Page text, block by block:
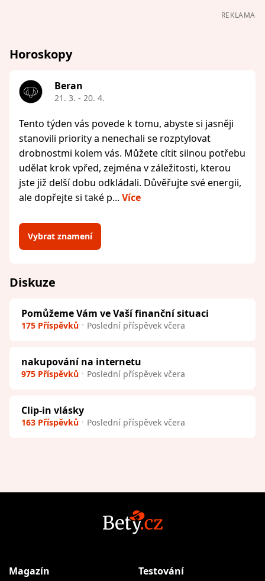
REKLAMA
Horoskopy
Beran
21. 3. - 20. 4.
Tento týden vás povede k tomu, abyste si jasněji
stanovili priority a nenechali se rozptylovat
drobnostmi kolem vás. Můžete cítit silnou potřebu
udělat krok vpřed, zejména v záležitosti, kterou
jste již delší dobu odkládali. Důvěřujte své energii,
ale dopřejte si také p... Více
Vybrat znamení
Diskuze
Pomůžeme Vám ve Vaší finanční situaci
175 Příspěvků Poslední příspěvek včera
nakupování na internetu
975 Příspěvků Poslední příspěvek včera
Clip-in vlásky
163 Příspěvků Poslední příspěvek včera
Magazín Testování